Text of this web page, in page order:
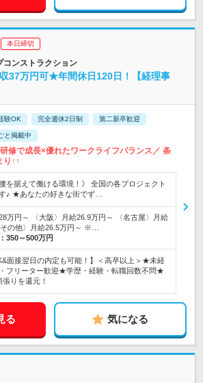
本日締切
コンストラクション
37万円可★年間休日120日！【経理事
験OK 完全週休2日制 第二新卒歓迎
と掲載中
修で成長×優れたワークライフバランス／ 条
り↑↑
を据えて働ける環境！》 全国の各プロジェクト
♪ ★あなたの好きな街でず…
万円～ 〈大阪〉月給26.9万円～ 〈名古屋〉月給
の他〉月給26.5万円～ ※…
350～500万円
面接翌日の内定も可能！】＜高卒以上＞★未経
フリーター歓迎★学歴・経験・転職回数不問★
りを還元！
る 気になる